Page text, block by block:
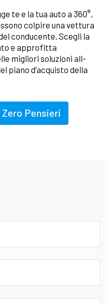
te e la tua auto a 360°,
colpire una vettura
conducente. Scegli la
e approfitta
migliori soluzioni all-
piano d’acquisto della
Pensieri